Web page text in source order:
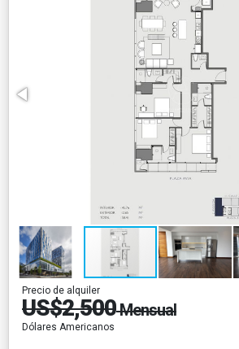
Precio de alquiler
US$2,500Mensual
Dólares Americanos